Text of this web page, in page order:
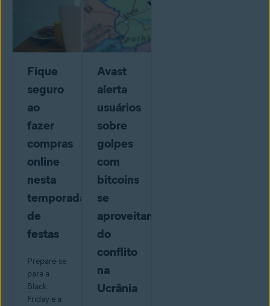
Fique
seguro
ao
fazer
compras
online
nesta
temporada
de
festas
Prepare-se
para a
Black
Friday e a
Avast
alerta
usuários
sobre
golpes
com
bitcoins
se
aproveitando
do
conflito
na
Ucrânia